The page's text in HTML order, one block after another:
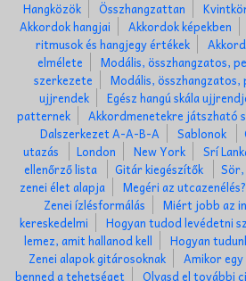
Hangközök
Összhangzattan
Akkordok hangjai
Akkordok képekben
ritmusok és hangjegy értékek
elmélete
Modális, összhangzatos,
szerkezete
Modális, összhangzatos,
ujjrendek
Egész hangú skála
patternek
Akkordmenetekre játszható
Dalszerkezet A-A-B-A
Sablonok
utazás
London New York Srí
ellenőrző lista
Gitár kiegészítők
zenei élet alapja
Megéri az utcazenélés?
Zenei ízlésformálás
Miért jobb az
kereskedelmi
Hogyan tudod levédetni
lemez, amit hallanod kell
Hogyan
Zenei alapok gitárosoknak
Amikor
benned a tehetséget
Olvasd el további